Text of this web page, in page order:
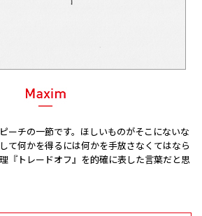
ーチの一節です。ほしいものがそこにないな
て何かを得るには何かを手放さなくてはなら
『トレードオフ』を的確に表した言葉だと思